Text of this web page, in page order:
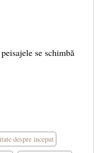
se schimbă
despre inceput